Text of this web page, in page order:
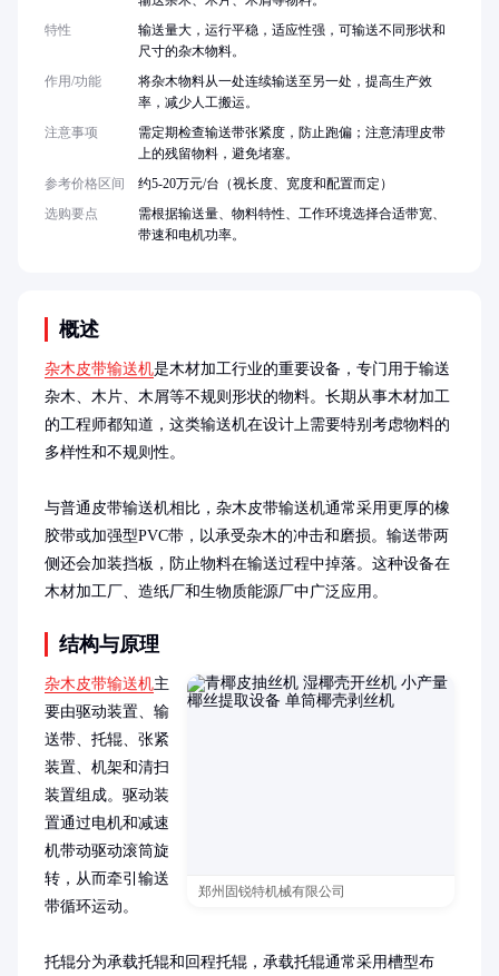
概述
杂木皮带输送机是木材加工行业的重要设备，专门用于输送
杂木、木片、木屑等不规则形状的物料。长期从事木材加工
的工程师都知道，这类输送机在设计上需要特别考虑物料的
多样性和不规则性。
与普通皮带输送机相比，杂木皮带输送机通常采用更厚的橡
胶带或加强型PVC带，以承受杂木的冲击和磨损。输送带两
侧还会加装挡板，防止物料在输送过程中掉落。这种设备在
木材加工厂、造纸厂和生物质能源厂中广泛应用。
结构与原理
郑州固锐特机械有限公司
杂木皮带输送机主
要由驱动装置、输
送带、托辊、张紧
装置、机架和清扫
装置组成。驱动装
置通过电机和减速
机带动驱动滚筒旋
转，从而牵引输送
带循环运动。
托辊分为承载托辊和回程托辊，承载托辊通常采用槽型布
特性
输送量大，运行平稳，适应性强，可输送不同形状和
尺寸的杂木物料。
作用/功能
将杂木物料从一处连续输送至另一处，提高生产效
率，减少人工搬运。
注意事项
需定期检查输送带张紧度，防止跑偏；注意清理皮带
上的残留物料，避免堵塞。
参考价格区间
约5-20万元/台（视长度、宽度和配置而定）
选购要点
需根据输送量、物料特性、工作环境选择合适带宽、
带速和电机功率。